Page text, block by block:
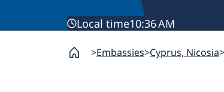
Local time10:36 AM
Embassies Cyprus, Nicosia